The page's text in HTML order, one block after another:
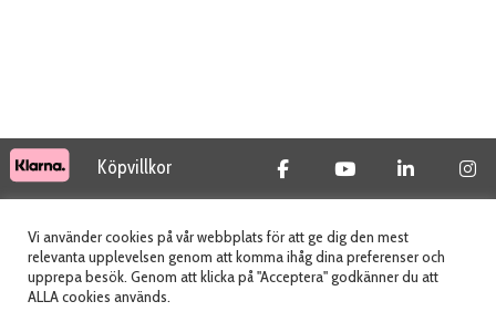
Köpvillkor
© 2026 Tidab AB - All Rights Reserved
Vi använder cookies på vår webbplats för att ge dig den mest
relevanta upplevelsen genom att komma ihåg dina preferenser och
upprepa besök. Genom att klicka på "Acceptera" godkänner du att
ALLA cookies används.